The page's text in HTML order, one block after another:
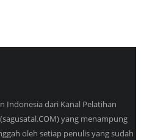
Indonesia dari Kanal Pelatihan
yang menampung
oleh setiap penulis yang sudah